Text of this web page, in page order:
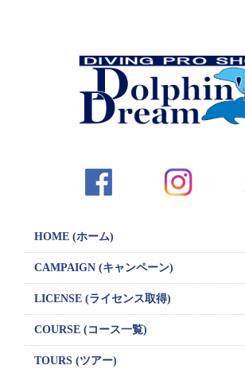
HOME (ホーム)
CAMPAIGN (キャンペーン)
LICENSE (ライセンス取得)
COURSE (コース一覧)
TOURS (ツアー)